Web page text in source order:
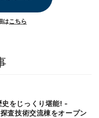
はこちら
史をじっくり堪能! -
査技術交流棟をオープン